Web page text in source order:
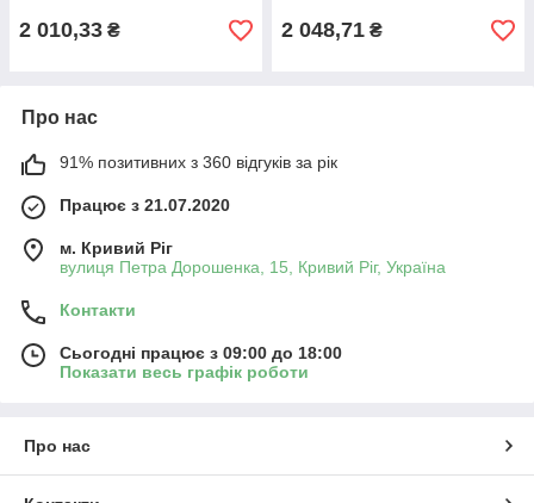
2 010,33 ₴ 2 048,71 ₴
Про нас
91% позитивних з 360 відгуків за рік
Працює з 21.07.2020
м. Кривий Ріг
вулиця Петра Дорошенка, 15, Кривий Ріг, Україна
Контакти
Сьогодні працює з 09:00 до 18:00
Показати весь графік роботи
Про нас